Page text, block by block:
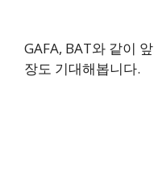
GAFA, BAT와 같이
장도 기대해봅니다.